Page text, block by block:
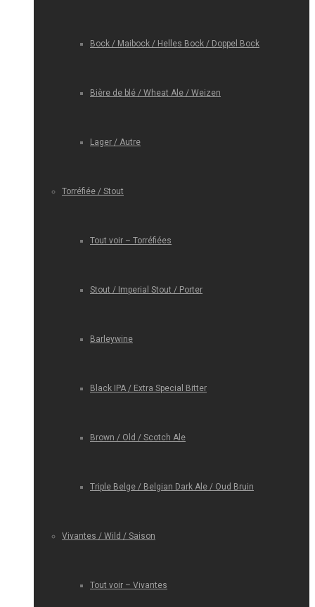
Bock / Maibock / Helles Bock / Doppel Bock
Bière de blé / Wheat Ale / Weizen
Lager / Autre
Torréfiée / Stout
Tout voir – Torréfiées
Stout / Imperial Stout / Porter
Barleywine
Black IPA / Extra Special Bitter
Brown / Old / Scotch Ale
Triple Belge / Belgian Dark Ale / Oud Bruin
Vivantes / Wild / Saison
Tout voir – Vivantes